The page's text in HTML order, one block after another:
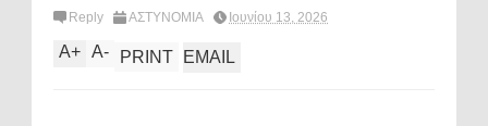
Reply ΑΣΤΥΝΟΜΙΑ Ιουνίου 13, 2026
A+ A- PRINT EMAIL